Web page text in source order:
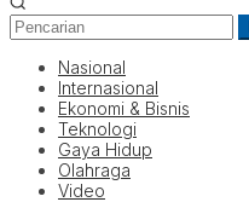
Nasional
Internasional
Ekonomi & Bisnis
Teknologi
Gaya Hidup
Olahraga
Video